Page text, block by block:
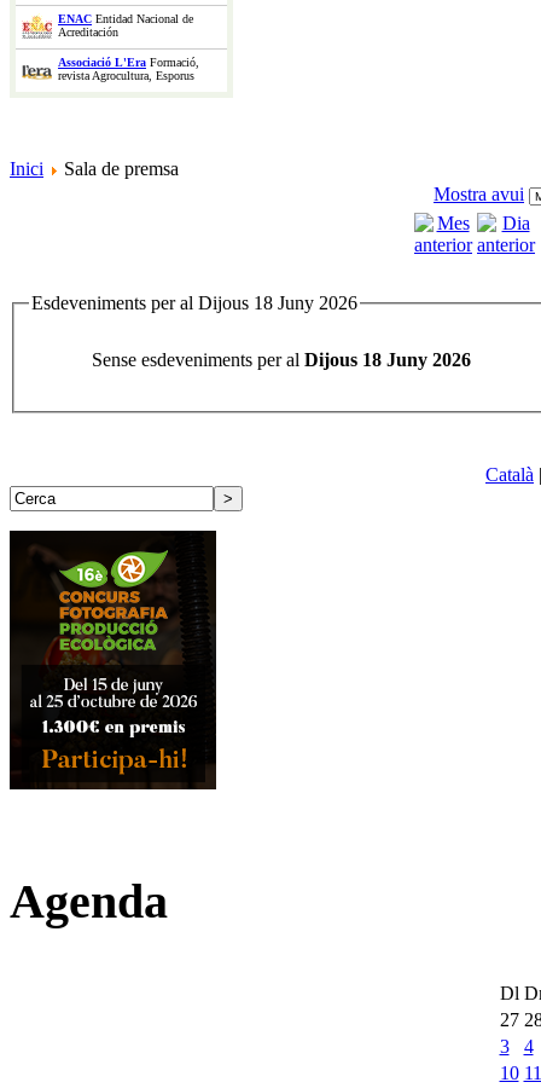
ENAC Entidad Nacional de
Acreditación
Associació L'Era Formació,
revista Agrocultura, Esporus
Inici
Sala de premsa
Mostra avui
Esdeveniments per al Dijous 18 Juny 2026
Sense esdeveniments per al Dijous 18 Juny 2026
Català
Agenda
Dl
27
3
4
10 11